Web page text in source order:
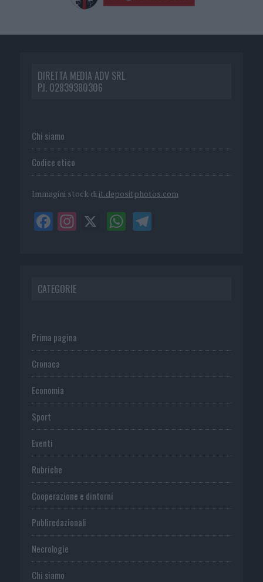
DIRETTA MEDIA ADV SRL
P.I. 02839380306
Chi siamo
Codice etico
Immagini stock di it.depositphotos.com
CATEGORIE
Prima pagina
Cronaca
Economia
Sport
Eventi
Rubriche
Cooperazione e dintorni
Publiredazionali
Necrologie
Chi siamo